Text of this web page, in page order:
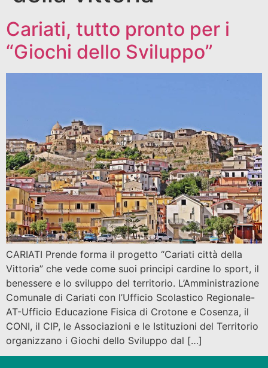
Cariati, tutto pronto per i
“Giochi dello Sviluppo”
CARIATI Prende forma il progetto “Cariati città della
Vittoria” che vede come suoi principi cardine lo sport, il
benessere e lo sviluppo del territorio. L’Amministrazione
Comunale di Cariati con l’Ufficio Scolastico Regionale-
AT-Ufficio Educazione Fisica di Crotone e Cosenza, il
CONI, il CIP, le Associazioni e le Istituzioni del Territorio
organizzano i Giochi dello Sviluppo dal […]